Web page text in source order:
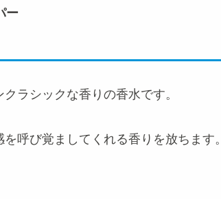
ー
ラシックな香りの香水です。
呼び覚ましてくれる香りを放ちます。